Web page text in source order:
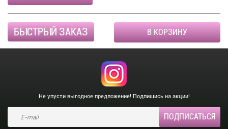
БЫСТРЫЙ ЗАКАЗ В КОРЗИНУ
Не упусти выгодное предложение! Подпишись на акции!